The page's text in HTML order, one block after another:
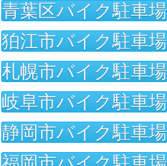
青葉区バイク駐車場
狛江市バイク駐車場
札幌市バイク駐車場
岐阜市バイク駐車場
静岡市バイク駐車場